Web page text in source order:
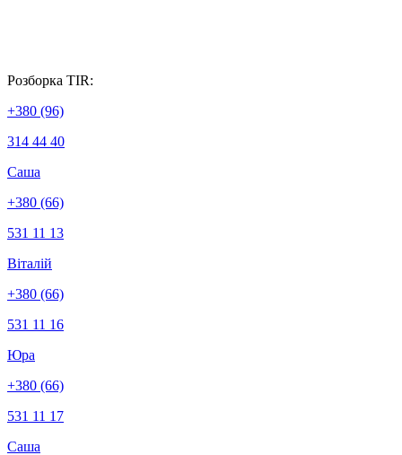
Розборка ТІR:
+380 (96)
314 44 40
Саша
+380 (66)
531 11 13
Віталій
+380 (66)
531 11 16
Юра
+380 (66)
531 11 17
Саша